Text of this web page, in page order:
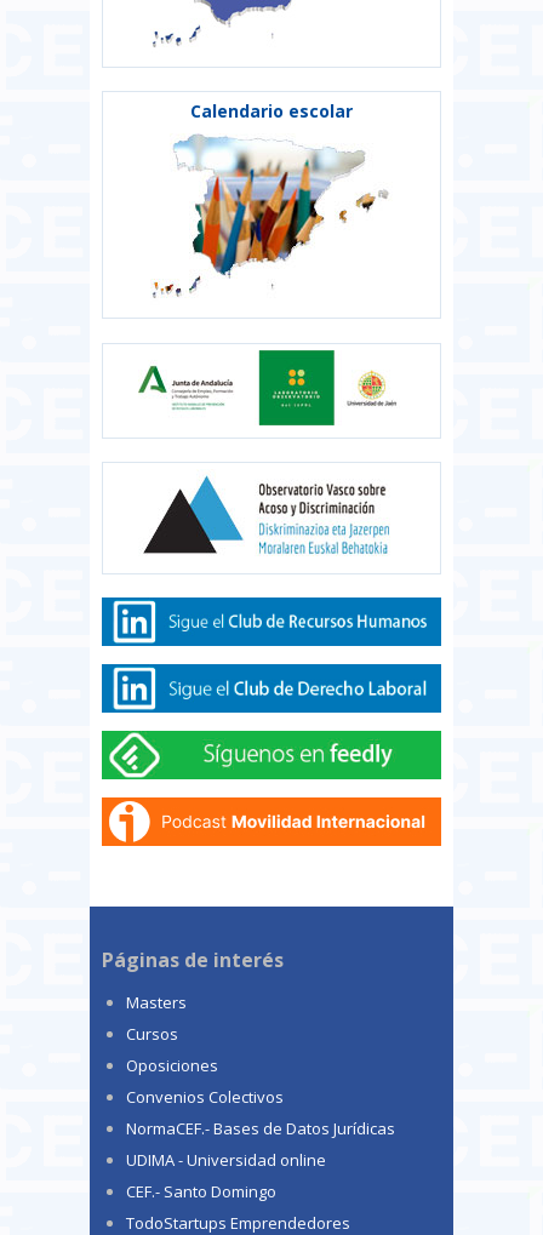
Calendario escolar
Páginas de interés
Masters
Cursos
Oposiciones
Convenios Colectivos
NormaCEF.- Bases de Datos Jurídicas
UDIMA - Universidad online
CEF.- Santo Domingo
TodoStartups Emprendedores